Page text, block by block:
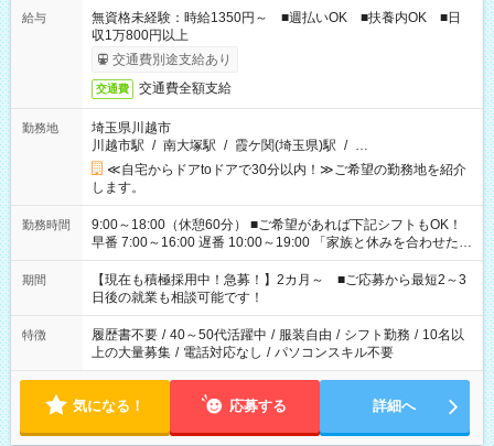
給与
無資格未経験：時給1350円～ ■週払いOK ■扶養内OK ■日
収1万800円以上
交通費別途支給あり
交通費 交通費全額支給
勤務地
埼玉県川越市
川越市駅 / 南大塚駅 / 霞ケ関(埼玉県)駅 / …
≪自宅からドアtoドアで30分以内！≫ご希望の勤務地を紹介
します。
勤務時間
9:00～18:00（休憩60分） ■ご希望があれば下記シフトもOK！
早番 7:00～16:00 遅番 10:00～19:00 「家族と休みを合わせた
い」 「余裕を持って夕飯の準備がしたい」 「できれば残業はし
たくない」 など、ご希望を教えてくださいね。 ※Wワーク希望
の方へ 今ご覧のお仕事で希望する勤務時間と、もう1つのお仕事
の勤務時間。 合計で週40時間を超える場合は応募できません。
期間
【現在も積極採用中！急募！】2カ月～ ■ご応募から最短2～3
日後の就業も相談可能です！
特徴 履歴書不要 / 40～50代活躍中 / 服装自由 / シフト勤務 / 10名以
上の大量募集 / 電話対応なし / パソコンスキル不要
気になる！ 応募する 詳細へ